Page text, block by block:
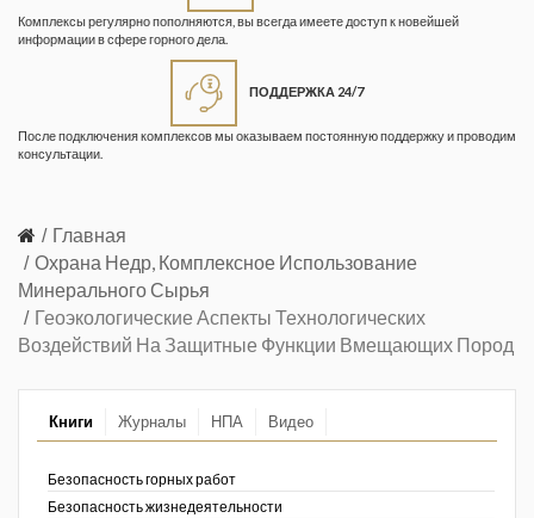
Комплексы регулярно пополняются, вы всегда имеете доступ к новейшей
информации в сфере горного дела.
ПОДДЕРЖКА 24/7
После подключения комплексов мы оказываем постоянную поддержку и проводим
консультации.
Главная
Охрана Недр, Комплексное Использование
Минерального Сырья
Геоэкологические Аспекты Технологических
Воздействий На Защитные Функции Вмещающих Пород
Книги Журналы НПА Видео
Безопасность горных работ
Безопасность жизнедеятельности
безопасность»
Информационный бюллетень
Информация и космос
Маркшейдерия и недропользование